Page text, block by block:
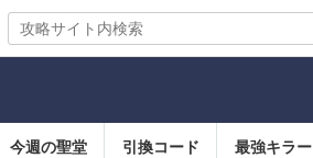
今週の聖堂 引換コード 最強キラー